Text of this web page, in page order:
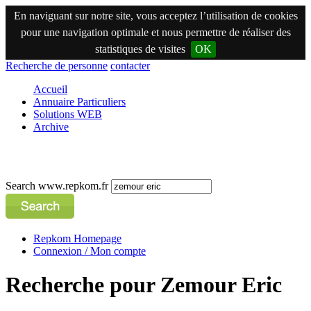
En naviguant sur notre site, vous acceptez l’utilisation de cookies
pour une navigation optimale et nous permettre de réaliser des
statistiques de visites
OK
Recherche de personne contacter
Accueil
Annuaire Particuliers
Solutions WEB
Archive
Search www.repkom.fr
Repkom Homepage
Connexion / Mon compte
Recherche pour Zemour Eric